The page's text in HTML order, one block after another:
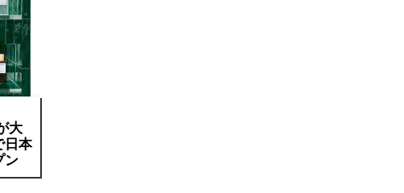
大
日本
ン